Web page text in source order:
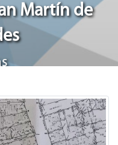
Martín de